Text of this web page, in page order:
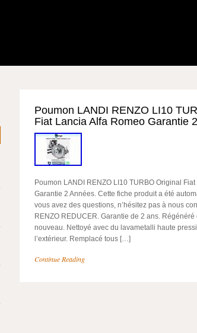
Poumon LANDI RENZO LI10
Fiat Lancia Alfa Romeo Garantie
Poumon LANDI RENZO LI10 TURBO Original
Garantie 2 Années. Cette fiche produit a été
vous avez des questions, n’hésitez pas à nous
RENZO REDUCER. Garantie de 2 ans.
nouveau. Nettoyé avec du lavametalli haute
l’extérieur. Remplacé tous […]
Continue Reading